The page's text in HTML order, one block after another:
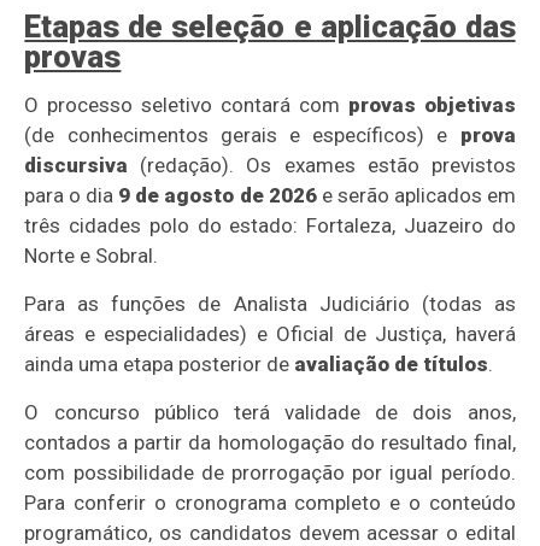
Etapas de seleção e aplicação das
provas
O processo seletivo contará com provas objetivas
(de conhecimentos gerais e específicos) e prova
discursiva (redação). Os exames estão previstos
para o dia 9 de agosto de 2026e serão aplicados em
três cidades polo do estado: Fortaleza, Juazeiro do
Norte e Sobral.
Para as funções de Analista Judiciário (todas as
áreas e especialidades) e Oficial de Justiça, haverá
ainda uma etapa posterior de avaliação de títulos.
O concurso público terá validade de dois anos,
contados a partir da homologação do resultado final,
com possibilidade de prorrogação por igual período.
Para conferir o cronograma completo e o conteúdo
programático, os candidatos devem acessar o edital